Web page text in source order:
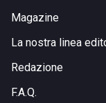
Magazine
La nostra linea
Redazione
F.A.Q.